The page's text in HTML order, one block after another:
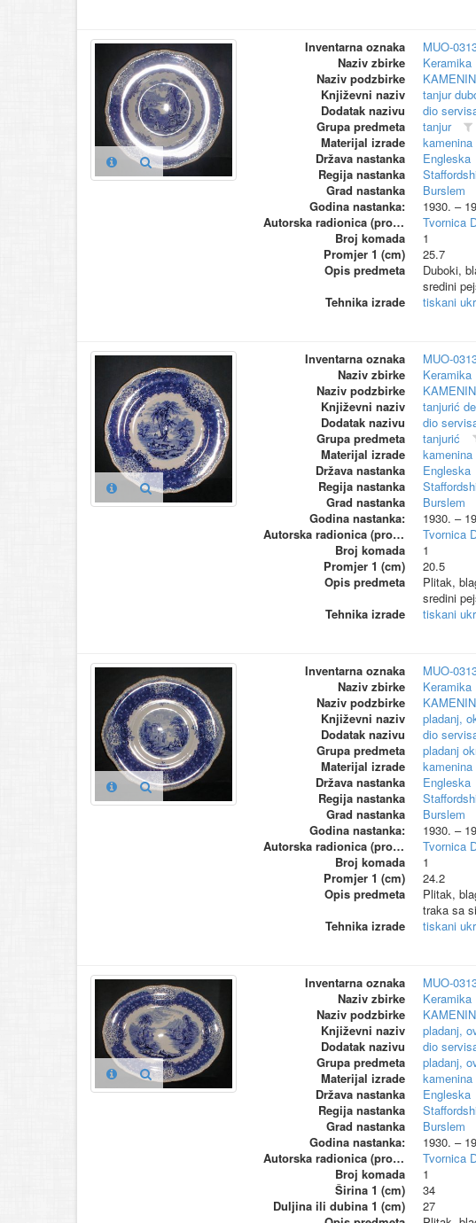
Inventarna oznaka
MUO-
Naziv zbirke
Keramika
Naziv podzbirke
Književni naziv
tanjur
Dodatak nazivu
dio
Grupa predmeta
tanjur
Materijal izrade
kamenina
Država nastanka
Engleska
Regija nastanka
Grad nastanka
Burslem
Godina nastanka:
1930. –
Autorska radionica (proizvođač)
Tvornica
Broj komada
1
Promjer 1 (cm)
25.7
Opis predmeta
Duboki,
sredini
Tehnika izrade
tiskani
Inventarna oznaka
MUO-
Naziv zbirke
Keramika
Naziv podzbirke
Književni naziv
tanjurić
Dodatak nazivu
dio
Grupa predmeta
tanjurić
Materijal izrade
kamenina
Država nastanka
Engleska
Regija nastanka
Grad nastanka
Burslem
Godina nastanka:
1930. –
Autorska radionica (proizvođač)
Tvornica
Broj komada
1
Promjer 1 (cm)
20.5
Opis predmeta
Plitak,
sredini
Tehnika izrade
tiskani
Inventarna oznaka
MUO-
Naziv zbirke
Keramika
Naziv podzbirke
Književni naziv
pladanj,
Dodatak nazivu
dio
Grupa predmeta
pladanj
Materijal izrade
kamenina
Država nastanka
Engleska
Regija nastanka
Grad nastanka
Burslem
Godina nastanka:
1930. –
Autorska radionica (proizvođač)
Tvornica
Broj komada
1
Promjer 1 (cm)
24.2
Opis predmeta
Plitak,
traka sa
Tehnika izrade
tiskani
Inventarna oznaka
MUO-
Naziv zbirke
Keramika
Naziv podzbirke
Književni naziv
pladanj,
Dodatak nazivu
dio
Grupa predmeta
pladanj,
Materijal izrade
kamenina
Država nastanka
Engleska
Regija nastanka
Grad nastanka
Burslem
Godina nastanka:
1930. –
Autorska radionica (proizvođač)
Tvornica
Broj komada
1
Širina 1 (cm)
34
Duljina ili dubina 1 (cm)
27